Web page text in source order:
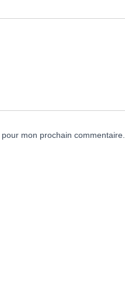
mon prochain commentaire.